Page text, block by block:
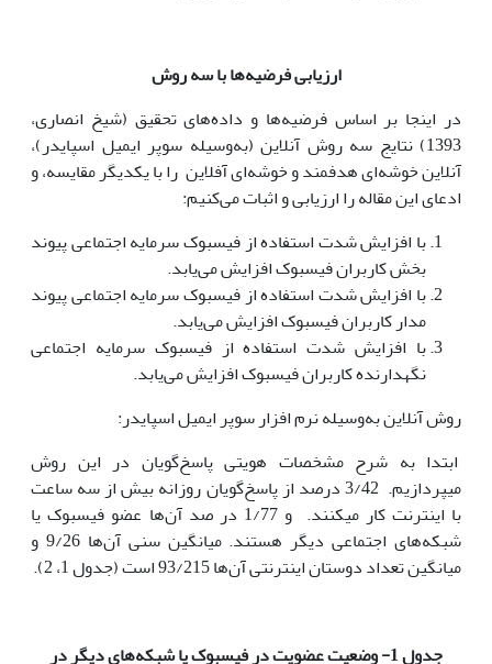
ارزیابی فرضیه‌ها با سه روش
در اینجا بر اساس فرضیه‌ها و داده‌های تحقیق (شیخ انصاری،
1393) نتایج سه روش آنلاین (به‌وسیله سوپر ایمیل اسپایدر)،
آنلاین خوشه‌ای هدفمند و خوشه‌ای آفلاین را با یکدیگر مقایسه، و
ادعای این مقاله را ارزیابی و اثبات می‌کنیم:
با افزایش شدت استفاده از فیسبوک سرمایه اجتماعی پیوند
بخش کاربران فیسبوک افزایش می‌یابد.
با افزایش شدت استفاده از فیسبوک سرمایه اجتماعی پیوند
مدار کاربران فیسبوک افزایش می‌یابد.
با افزایش شدت استفاده از فیسبوک سرمایه اجتماعی
نگهدارنده کاربران فیسبوک افزایش می‌یابد.
روش آنلاین به‌وسیله نرم افزار سوپر ایمیل اسپایدر:
ابتدا به شرح مشخصات هویتی پاسخ‌گویان در این روش
میپردازیم. 3/42 درصد از پاسخ‌گویان روزانه بیش از سه ساعت
با اینترنت کار میکنند. و 1/77 در صد آن‌ها عضو فیسبوک یا
شبکه‌های اجتماعی دیگر هستند. میانگین سنی آن‌ها 9/26 و
میانگین تعداد دوستان اینترنتی آن‌ها 93/215 است (جدول 1، 2).
جدول 1- وضعیت عضویت در فیسبوک یا شبکه‌های دیگر در